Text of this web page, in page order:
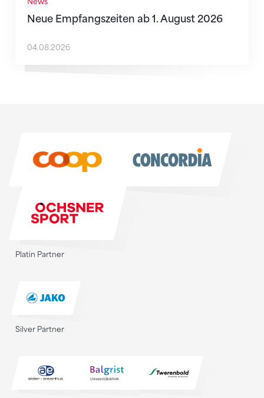
Neue Empfangszeiten ab 1. August 2026
04.08.2026
Platin Partner
Silver Partner